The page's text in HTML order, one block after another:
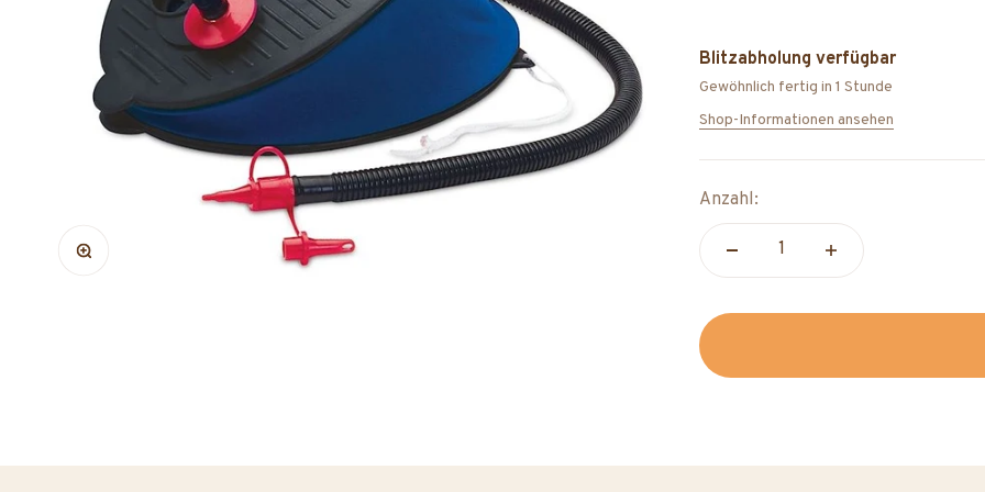
Bild vergrößern
Blitzabholung verfügbar
Gewöhnlich fertig in 1 Stunde
Shop-Informationen ansehen
Anzahl: